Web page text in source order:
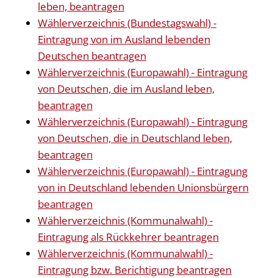
leben, beantragen
Wählerverzeichnis (Bundestagswahl) -
Eintragung von im Ausland lebenden
Deutschen beantragen
Wählerverzeichnis (Europawahl) - Eintragung
von Deutschen, die im Ausland leben,
beantragen
Wählerverzeichnis (Europawahl) - Eintragung
von Deutschen, die in Deutschland leben,
beantragen
Wählerverzeichnis (Europawahl) - Eintragung
von in Deutschland lebenden Unionsbürgern
beantragen
Wählerverzeichnis (Kommunalwahl) -
Eintragung als Rückkehrer beantragen
Wählerverzeichnis (Kommunalwahl) -
Eintragung bzw. Berichtigung beantragen